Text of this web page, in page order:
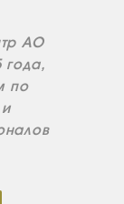
АО
года,
по